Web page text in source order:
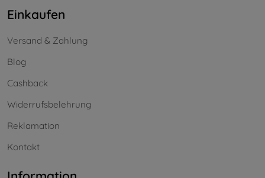
Einkaufen
Versand & Zahlung
Blog
Cashback
Widerrufsbelehrung
Reklamation
Kontakt